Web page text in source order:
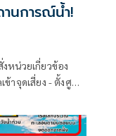
านการณ์น้ำ!
หน่วยเกี่ยวข้อง
าจุดเสี่ยง - ตั้งศูนย์